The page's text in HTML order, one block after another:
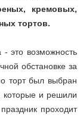
кремовых,
тортов.
- это возможность
обстановке за
торт был выбран
и решили
проходит